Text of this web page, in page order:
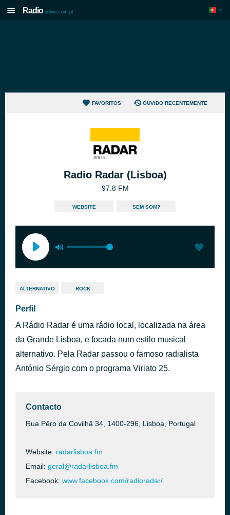
Radio online.com.pt
FAVORITOS OUVIDO RECENTEMENTE
Radio Radar (Lisboa)
97.8 FM
WEBSITE SEM SOM?
ALTERNATIVO ROCK
Perfil
A Rádio Radar é uma rádio local, localizada na área
da Grande Lisboa, e focada num estilo musical
alternativo. Pela Radar passou o famoso radialista
António Sérgio com o programa Viriato 25.
Contacto
Rua Pêro da Covilhã 34, 1400-296, Lisboa, Portugal
Website: radarlisboa.fm
Email: geral@radarlisboa.fm
Facebook: www.facebook.com/radioradar/